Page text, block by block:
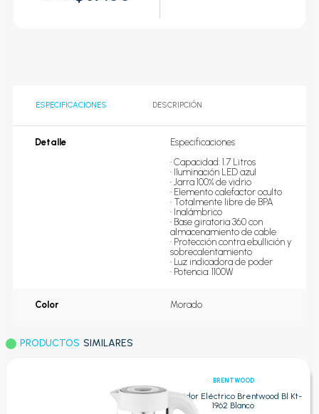
ESPECIFICACIONES DESCRIPCIÓN
Detalle
Especificaciones
• Capacidad: 1.7 Litros
• Iluminación LED azul
• Jarra 100% de vidrio
• Elemento calefactor oculto
• Totalmente libre de BPA
• Inalámbrico
• Base giratoria 360 con
almacenamiento de cable
• Protección contra ebullición y
sobrecalentamiento
• Luz indicadora de poder
• Potencia: 1100W
Color Morado
PRODUCTOS SIMILARES
BRENTWOOD
Hervidor Eléctrico Brentwood Bl Kt-
1962 Blanco